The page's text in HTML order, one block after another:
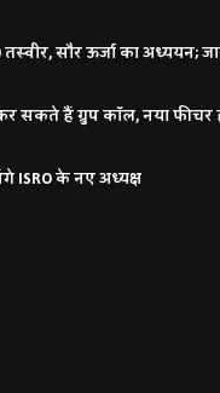
सौर ऊर्जा का अध्ययन;
सकते हैं ग्रुप कॉल, नया
ISRO के नए अध्यक्ष